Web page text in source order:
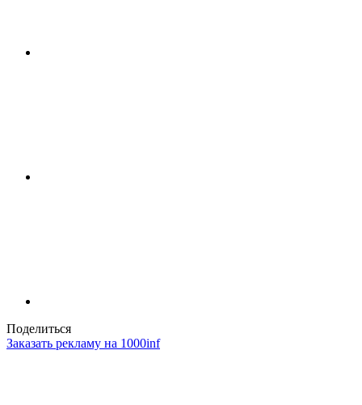
Поделиться
Заказать рекламу на 1000inf